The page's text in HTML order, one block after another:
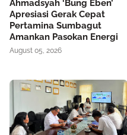
Ahmadsyah ‘Bung Eben’
Apresiasi Gerak Cepat
Pertamina Sumbagut
Amankan Pasokan Energi
August 05, 2026